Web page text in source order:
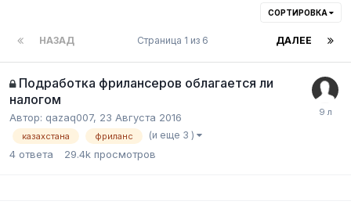
СОРТИРОВКА
НАЗАД ДАЛЕЕ
Страница 1 из 6
Подработка фрилансеров облагается ли
налогом
Автор: qazaq007, 23 Августа 2016
казахстана фриланс (и еще 3 )
4 ответа 29.4k просмотров